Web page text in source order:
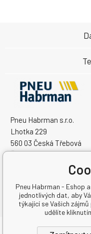
Pneu Habrman s.r.o.
Lhotka 229
560 03 Česká Třebová
Česká Republika
Pneu Habrman - Eshop
jednotlivých dat, aby
týkající se Vašich
udělíte